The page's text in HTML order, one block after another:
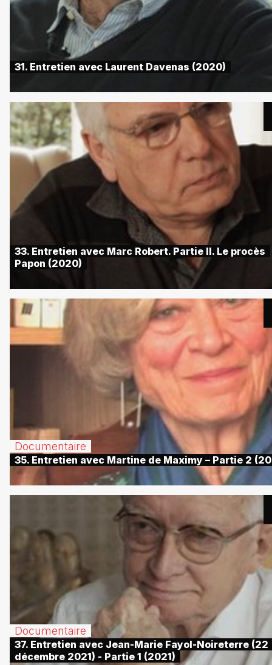
31. Entretien avec Laurent Davenas (2020)
33. Entretien avec Marc Robert. Partie II. Le procès
Papon (2020)
Documentaire
35. Entretien avec Martine de Maximy – Partie 2
Documentaire
37. Entretien avec Jean-Marie Fayol-Noireterre (22
décembre 2021) - Partie 1 (2021)